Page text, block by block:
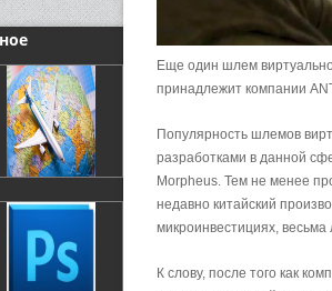
Еще один шлем
принадлежит компании
Популярность шлемов
разработками в данной
Morpheus. Тем не менее
недавно китайский
микроинвестициях,
К слову, после того как